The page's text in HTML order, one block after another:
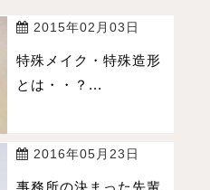
2015年02月03日
特殊メイク・特殊造形
とは・・？...
2016年05月23日
事務所の決まった先輩